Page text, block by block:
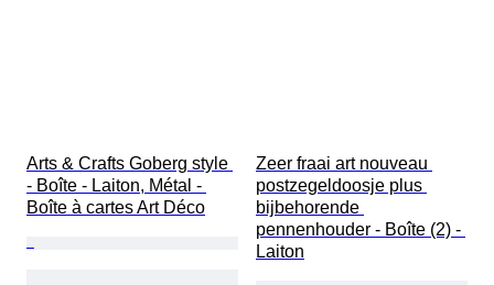
Arts & Crafts Goberg style
- Boîte - Laiton, Métal -
Boîte à cartes Art Déco
Zeer fraai art nouveau
postzegeldoosje plus
bijbehorende
pennenhouder - Boîte (2) -
Laiton